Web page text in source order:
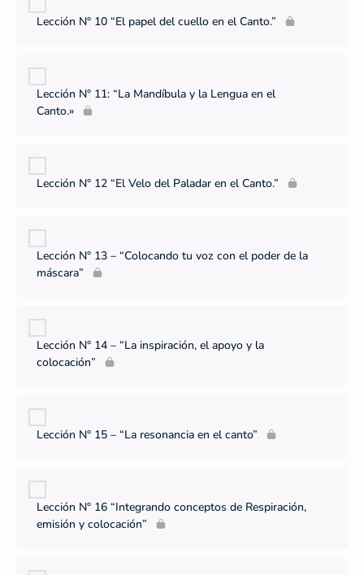
Lección N° 10 “El papel del cuello en el Canto.”
Lección N° 11: “La Mandíbula y la Lengua en el
Canto.»
Lección N° 12 “El Velo del Paladar en el Canto.”
Lección N° 13 – “Colocando tu voz con el poder de la
máscara”
Lección N° 14 – “La inspiración, el apoyo y la
colocación”
Lección N° 15 – “La resonancia en el canto”
Lección N° 16 “Integrando conceptos de Respiración,
emisión y colocación”